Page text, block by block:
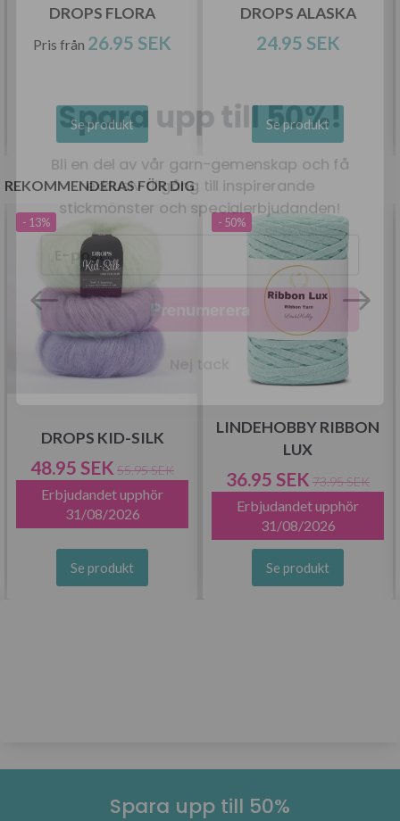
DROPS FLORA
Pris från 26.95 SEK
Se produkt
DROPS ALASKA
24.95 SEK
Se produkt
REKOMMENDERAS FÖR DIG
- 13%
DROPS KID-SILK
48.95 SEK 55.95 SEK
Erbjudandet upphör
31/08/2026
Se produkt
- 50%
LINDEHOBBY RIBBON
LUX
36.95 SEK 73.95 SEK
Erbjudandet upphör
31/08/2026
Se produkt
Spara upp till 50%
Bli en del av vår garn-gemenskap och få
exklusiv tillgång till inspirerande
stickmönster och specialerbjudanden!